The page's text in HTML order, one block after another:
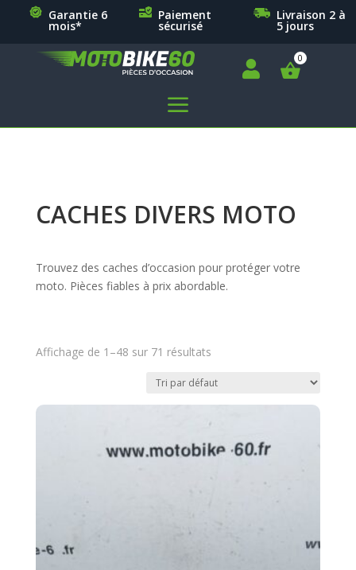
Garantie 6
mois*
Paiement
sécurisé
Livraison 2 à
5 jours

a
CACHES DIVERS MOTO
Trouvez des caches d’occasion pour protéger votre
moto. Pièces fiables à prix abordable.
Affichage de 1–48 sur 71 résultats